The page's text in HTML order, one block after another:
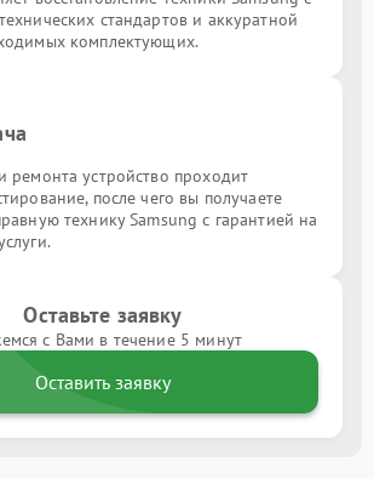
стандартов и аккуратной
комплектующих.
ремонта устройство проходит
после чего вы получаете
технику Samsung с гарантией на
Оставьте заявку
с Вами в течение 5 минут
Оставить заявку